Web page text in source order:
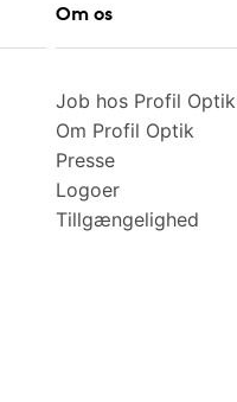
Om os
Job hos Profil Optik
Om Profil Optik
Presse
Logoer
Tillgængelighed